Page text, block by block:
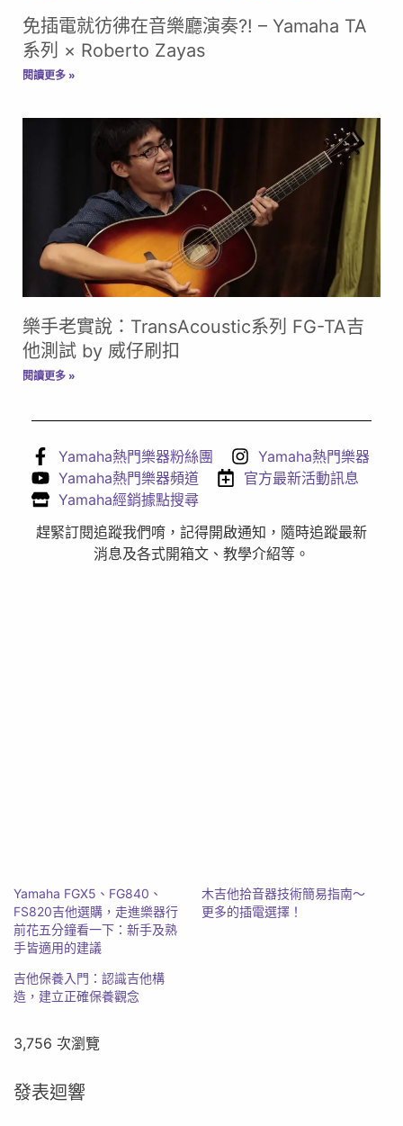
免插電就彷彿在音樂廳演奏?! – Yamaha TA
系列 × Roberto Zayas
閱讀更多 »
樂手老實說：TransAcoustic系列 FG-TA吉
他測試 by 威仔刷扣
閱讀更多 »
Yamaha熱門樂器粉絲團
Yamaha熱門樂器
Yamaha熱門樂器頻道
官方最新活動訊息
Yamaha經銷據點搜尋
趕緊訂閱追蹤我們唷，記得開啟通知，隨時追蹤最新
消息及各式開箱文、教學介紹等。
Yamaha FGX5、FG840、
FS820吉他選購，走進樂器行
前花五分鐘看一下：新手及熟
手皆適用的建議
木吉他拾音器技術簡易指南～
更多的插電選擇！
吉他保養入門：認識吉他構
造，建立正確保養觀念
3,756 次瀏覽
發表迴響